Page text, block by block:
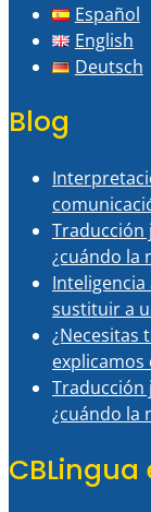
Español
English
Deutsch
Blog
Traducción
¿cuándo la
sustituir a
¿Necesitas
¿cuándo la
CBLingua